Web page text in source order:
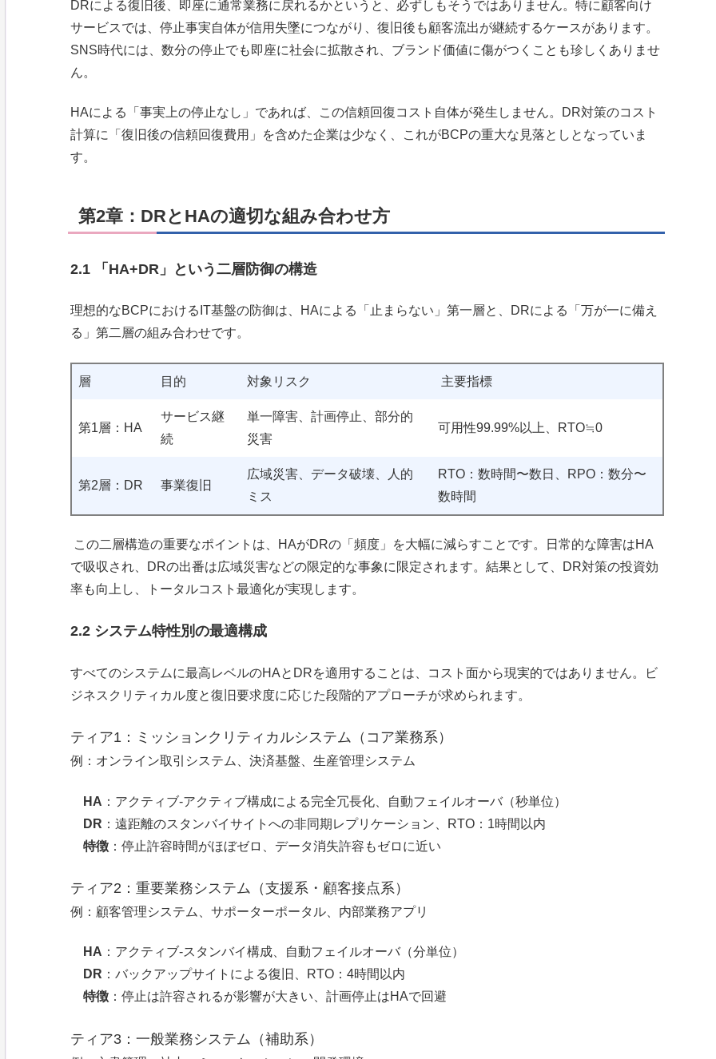
DRによる復旧後、即座に通常業務に戻れるかというと、必ずしもそうではありません。特に顧客向け
サービスでは、停止事実自体が信用失墜につながり、復旧後も顧客流出が継続するケースがあります。
SNS時代には、数分の停止でも即座に社会に拡散され、ブランド価値に傷がつくことも珍しくありませ
ん。
HAによる「事実上の停止なし」であれば、この信頼回復コスト自体が発生しません。DR対策のコスト
計算に「復旧後の信頼回復費用」を含めた企業は少なく、これがBCPの重大な見落としとなっていま
す。
第2章：DRとHAの適切な組み合わせ方
2.1 「HA+DR」という二層防御の構造
理想的なBCPにおけるIT基盤の防御は、HAによる「止まらない」第一層と、DRによる「万が一に備え
る」第二層の組み合わせです。
層 目的 対象リスク 主要指標
第1層：HA
サービス継
続
単一障害、計画停止、部分的
災害
可用性99.99%以上、RTO≒0
第2層：DR 事業復旧
広域災害、データ破壊、人的
ミス
RTO：数時間〜数日、RPO：数分〜
数時間
この二層構造の重要なポイントは、HAがDRの「頻度」を大幅に減らすことです。日常的な障害はHA
で吸収され、DRの出番は広域災害などの限定的な事象に限定されます。結果として、DR対策の投資効
率も向上し、トータルコスト最適化が実現します。
2.2 システム特性別の最適構成
すべてのシステムに最高レベルのHAとDRを適用することは、コスト面から現実的ではありません。ビ
ジネスクリティカル度と復旧要求度に応じた段階的アプローチが求められます。
ティア1：ミッションクリティカルシステム（コア業務系）
例：オンライン取引システム、決済基盤、生産管理システム
HA ：アクティブ-アクティブ構成による完全冗長化、自動フェイルオーバ（秒単位）
DR ：遠距離のスタンバイサイトへの非同期レプリケーション、RTO：1時間以内
特徴：停止許容時間がほぼゼロ、データ消失許容もゼロに近い
ティア2：重要業務システム（支援系・顧客接点系）
例：顧客管理システム、サポーターポータル、内部業務アプリ
HA ：アクティブ-スタンバイ構成、自動フェイルオーバ（分単位）
DR ：バックアップサイトによる復旧、RTO：4時間以内
特徴：停止は許容されるが影響が大きい、計画停止はHAで回避
ティア3：一般業務システム（補助系）